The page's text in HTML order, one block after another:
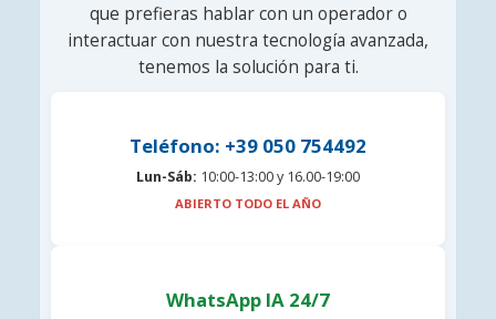
que prefieras hablar con un operador o
interactuar con nuestra tecnología avanzada,
tenemos la solución para ti.
Teléfono: +39 050 754492
Lun-Sáb: 10:00-13:00 y 16.00-19:00
ABIERTO TODO EL AÑO
WhatsApp IA 24/7